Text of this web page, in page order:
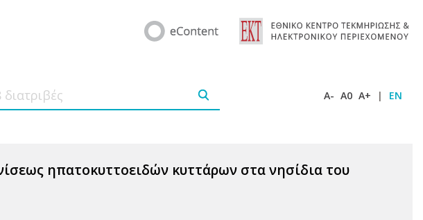
A- A0 A+ | EN
ηπατοκυττοειδών κυττάρων στα νησίδια του